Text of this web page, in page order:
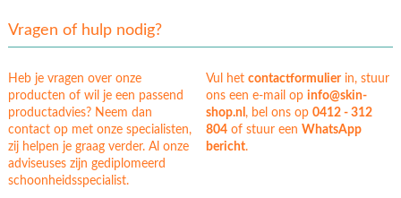
Vragen of hulp nodig?
Heb je vragen over onze
producten of wil je een passend
productadvies? Neem dan
contact op met onze specialisten,
zij helpen je graag verder. Al onze
adviseuses zijn gediplomeerd
schoonheidsspecialist.
Vul hetcontactformulierin, stuur
ons een e-mail opinfo@skin-
shop.nl , bel ons op0412 - 312
804 of stuur eenWhatsApp
bericht.